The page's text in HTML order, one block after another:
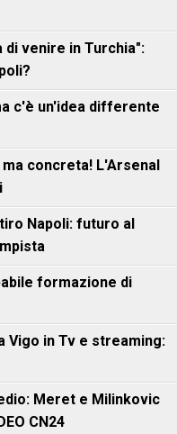
di venire in Turchia":
c'è un'idea differente
concreta! L'Arsenal
Napoli: futuro al
formazione di
Vigo in Tv e streaming:
Meret e Milinkovic
CN24